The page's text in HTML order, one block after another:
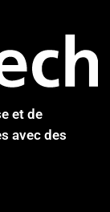
et de
avec des